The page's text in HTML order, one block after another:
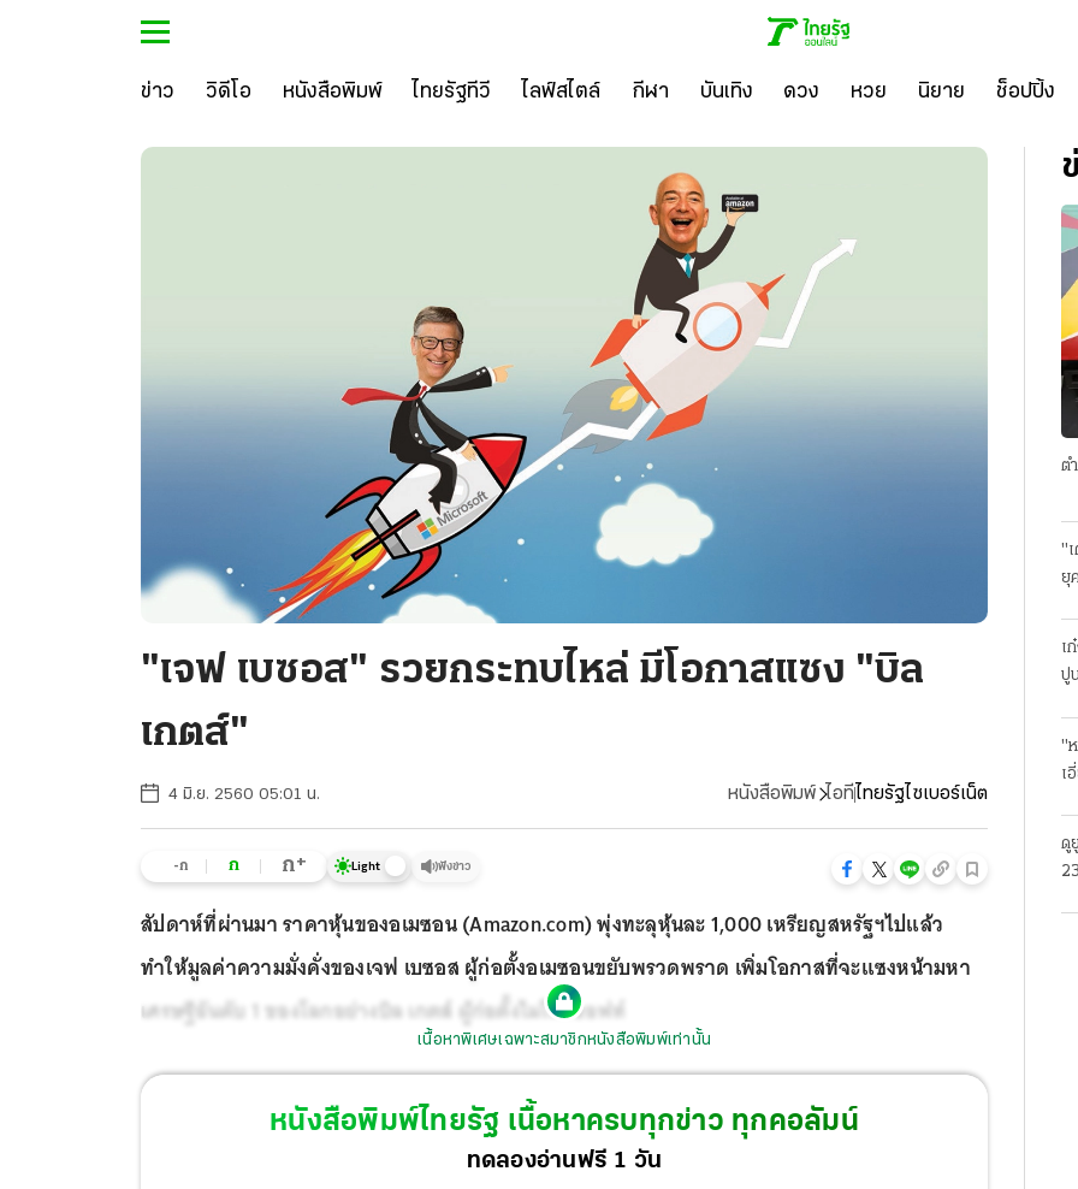
ข่าว วิดีโอ หนังสือพิมพ์ ไทยรัฐทีวี ไลฟ์สไตล์ กีฬา บันเทิง ดวง หวย นิยาย ช็อปปิ้ง
"เจฟ เบซอส" รวยกระทบไหล่ มีโอกาสแซง "บิล
เกตส์"
4 มิ.ย. 2560 05:01 น. หนังสือพิมพ์ ไอทีไทยรัฐไซเบอร์เน็ต
-ก ก ก+ Light ฟังข่าว
สัปดาห์ที่ผ่านมา ราคาหุ้นของอเมซอน (Amazon.com) พุ่งทะลุหุ้นละ 1,000 เหรียญสหรัฐฯไปแล้ว
ทำให้มูลค่าความมั่งคั่งของเจฟ เบซอส ผู้ก่อตั้งอเมซอนขยับพรวดพราด เพิ่มโอกาสที่จะแซงหน้ามหา
เศรษฐีอันดับ 1 ของโลกอย่างบิล เกตส์ ผู้ก่อตั้งไมโครซอฟท์
เนื้อหาพิเศษเฉพาะสมาชิกหนังสือพิมพ์เท่านั้น
หนังสือพิมพ์ไทยรัฐ เนื้อหาครบทุกข่าว ทุกคอลัมน์
ทดลองอ่านฟรี 1 วัน
ต
"
ยุ
เ
ปู
"
เ
ดู